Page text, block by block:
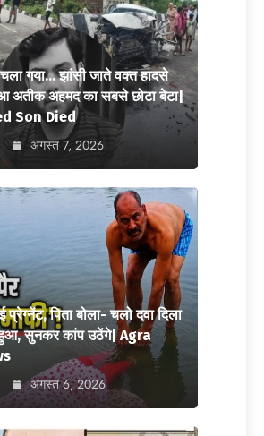
गया… झांसी जाते वक्त हादसे
अतीक अहमद का सबसे छोटा बेटा|
Son Died
अगस्त 7, 2026
प्रेग्नेंट, पिता बोला- चलो दवा दिला
सुनकर कांप उठेंगे| Agra
अगस्त 6, 2026